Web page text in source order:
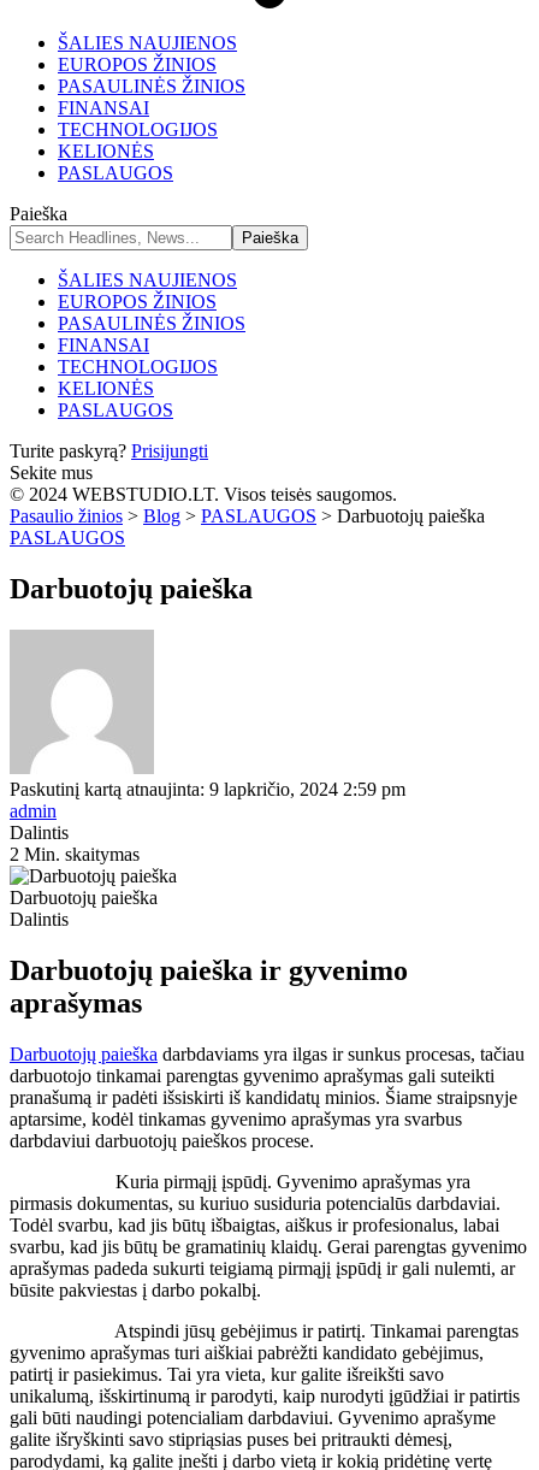
ŠALIES NAUJIENOS
EUROPOS ŽINIOS
PASAULINĖS ŽINIOS
FINANSAI
TECHNOLOGIJOS
KELIONĖS
PASLAUGOS
Paieška
ŠALIES NAUJIENOS
EUROPOS ŽINIOS
PASAULINĖS ŽINIOS
FINANSAI
TECHNOLOGIJOS
KELIONĖS
PASLAUGOS
Turite paskyrą? Prisijungti
Sekite mus
© 2024 WEBSTUDIO.LT. Visos teisės saugomos.
Pasaulio žinios > Blog > PASLAUGOS > Darbuotojų paieška
PASLAUGOS
Darbuotojų paieška
Paskutinį kartą atnaujinta: 9 lapkričio, 2024 2:59 pm
admin
Dalintis
2 Min. skaitymas
Darbuotojų paieška
Dalintis
Darbuotojų paieška ir gyvenimo
aprašymas
Darbuotojų paieška darbdaviams yra ilgas ir sunkus procesas, tačiau
darbuotojo tinkamai parengtas gyvenimo aprašymas gali suteikti
pranašumą ir padėti išsiskirti iš kandidatų minios. Šiame straipsnyje
aptarsime, kodėl tinkamas gyvenimo aprašymas yra svarbus
darbdaviui darbuotojų paieškos procese.
Kuria pirmąjį įspūdį. Gyvenimo aprašymas yra
pirmasis dokumentas, su kuriuo susiduria potencialūs darbdaviai.
Todėl svarbu, kad jis būtų išbaigtas, aiškus ir profesionalus, labai
svarbu, kad jis būtų be gramatinių klaidų. Gerai parengtas gyvenimo
aprašymas padeda sukurti teigiamą pirmąjį įspūdį ir gali nulemti, ar
būsite pakviestas į darbo pokalbį.
Atspindi jūsų gebėjimus ir patirtį. Tinkamai parengtas
gyvenimo aprašymas turi aiškiai pabrėžti kandidato gebėjimus,
patirtį ir pasiekimus. Tai yra vieta, kur galite išreikšti savo
unikalumą, išskirtinumą ir parodyti, kaip nurodyti įgūdžiai ir patirtis
gali būti naudingi potencialiam darbdaviui. Gyvenimo aprašyme
galite išryškinti savo stipriąsias puses bei pritraukti dėmesį,
parodydami, ką galite įnešti į darbo vietą ir kokią pridėtinę vertę